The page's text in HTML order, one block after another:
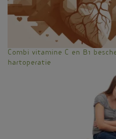
Combi vitamine C en B1
hartoperatie